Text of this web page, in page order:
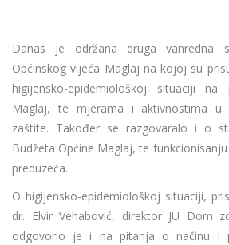
Danas je održana druga vanredna
Općinskog vijeća Maglaj na kojoj su
higijensko-epidemiološkoj situaciji na
Maglaj, te mjerama i aktivnostima u
zaštite. Također se razgovaralo i o
Budžeta Općine Maglaj, te
preduzeća.
O higijensko-epidemiološkoj situaciji,
dr. Elvir Vehabović, direktor JU Dom
odgovorio je i na pitanja o načinu i